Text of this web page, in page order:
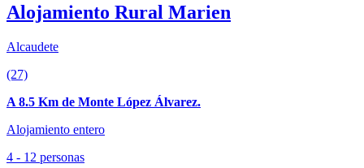
Alojamiento Rural Marien
Alcaudete
(27)
A 8.5 Km de Monte López Álvarez.
Alojamiento entero
4 - 12 personas